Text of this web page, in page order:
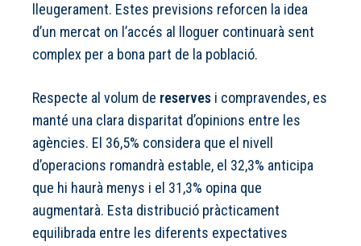
lleugerament. Estes previsions reforcen la idea
d’un mercat on l’accés al lloguer continuarà sent
complex per a bona part de la població.
Respecte al volum de reserves i compravendes, es
manté una clara disparitat d’opinions entre les
agències. El 36,5% considera que el nivell
d’operacions romandrà estable, el 32,3% anticipa
que hi haurà menys i el 31,3% opina que
augmentarà. Esta distribució pràcticament
equilibrada entre les diferents expectatives